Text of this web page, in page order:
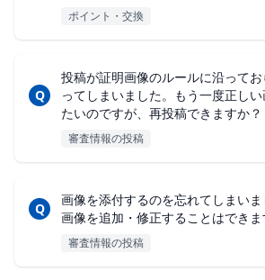
ポイント・交換
Q
投稿が証明画像のルールに沿って
ってしまいました。もう一度正し
たいのですが、再投稿できますか？
審査情報の投稿
Q
画像を添付するのを忘れてしまい
画像を追加・修正することはできま
審査情報の投稿